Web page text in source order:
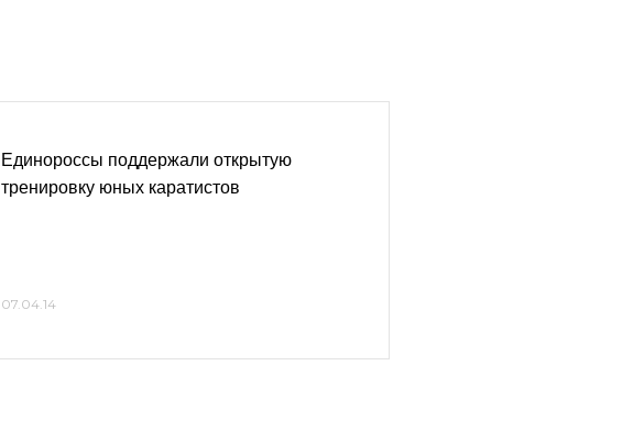
Единороссы поддержали открытую
тренировку юных каратистов
07.04.14